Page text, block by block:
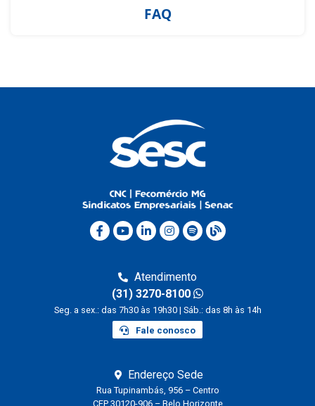
FAQ
Atendimento
(31) 3270-8100
Seg. a sex.: das 7h30 às 19h30 | Sáb.: das 8h às 14h
Fale conosco
Endereço Sede
Rua Tupinambás, 956 – Centro
CEP 30120-906 – Belo Horizonte